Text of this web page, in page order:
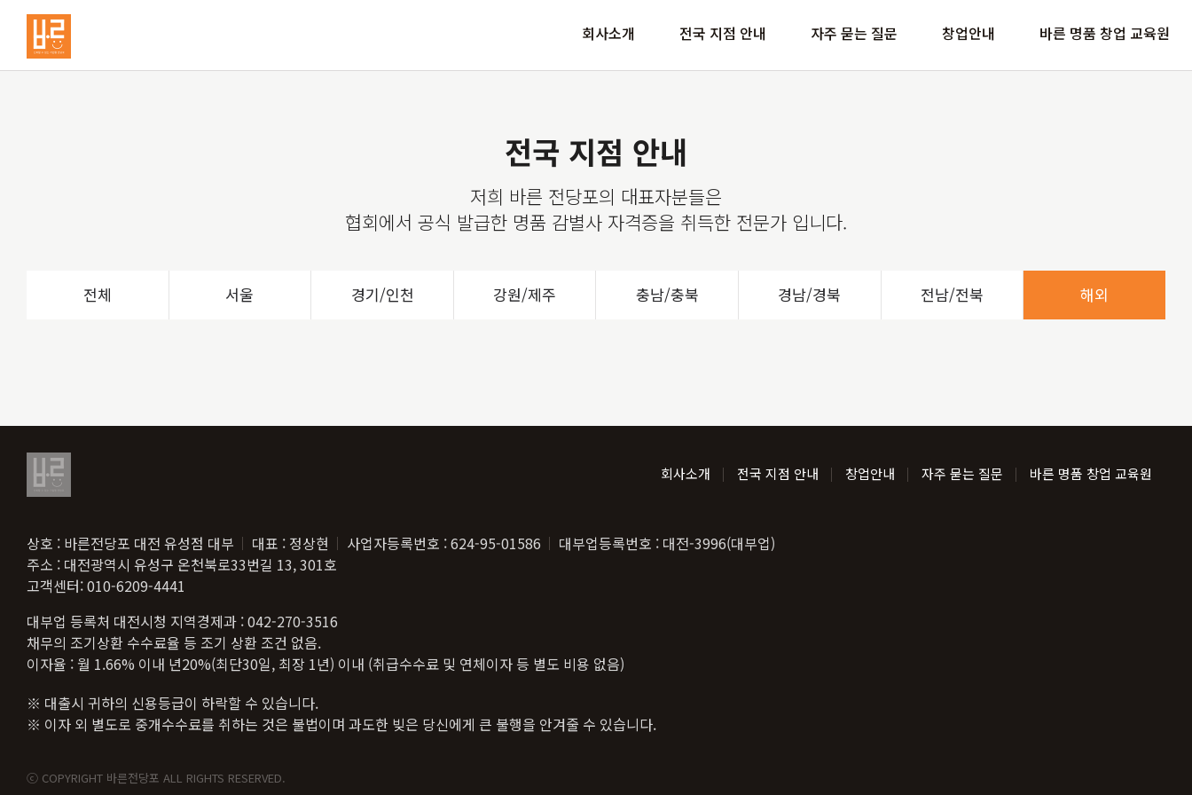
회사소개 전국 지점 안내 자주 묻는 질문 창업안내 바른 명품 창업 교육원
전국 지점 안내
저희 바른 전당포의 대표자분들은
협회에서 공식 발급한 명품 감별사 자격증을 취득한 전문가 입니다.
전체 서울 경기/인천 강원/제주 충남/충북 경남/경북 전남/전북 해외
회사소개 전국 지점 안내 창업안내 자주 묻는 질문 바른 명품 창업 교육원
상호 : 바른전당포 대전 유성점 대부 대표 : 정상현 사업자등록번호 : 624-95-01586
대부업등록번호 : 대전-3996(대부업)
주소 : 대전광역시 유성구 온천북로33번길 13, 301호
고객센터: 010-6209-4441
대부업 등록처 대전시청 지역경제과 : 042-270-3516
채무의 조기상환 수수료율 등 조기 상환 조건 없음.
이자율 : 월 1.66% 이내 년20%(최단30일, 최장 1년) 이내 (취급수수료 및 연체이자 등 별도 비용 없음)
※ 대출시 귀하의 신용등급이 하락할 수 있습니다.
※ 이자 외 별도로 중개수수료를 취하는 것은 불법이며 과도한 빚은 당신에게 큰 불행을 안겨줄 수 있습니다.
ⓒ COPYRIGHT 바른전당포 ALL RIGHTS RESERVED.